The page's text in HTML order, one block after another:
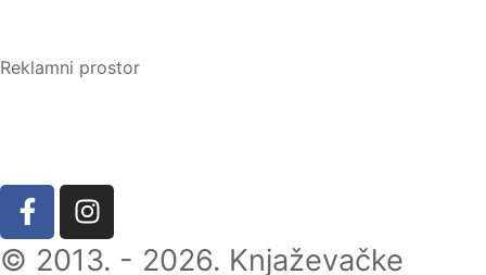
Reklamni prostor
© 2013. - 2026. Knjaževačke